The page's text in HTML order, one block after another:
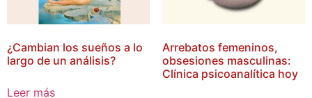
¿Cambian los sueños a lo
largo de un análisis?
Leer más
Arrebatos femeninos,
obsesiones masculinas:
Clínica psicoanalítica hoy